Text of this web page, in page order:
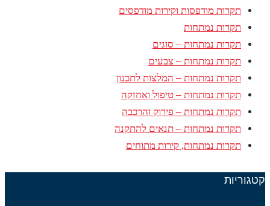
תקרות מודפסות וקירות מודפסים
תקרות נמתחות
תקרות נמתחות – סוגים
תקרות נמתחות – צבעים
תקרות נמתחות – המלצות לתכנון
תקרות נמתחות – טיפול ואחזקה
תקרות נמתחות – פירוק והרכבה
תקרות נמתחות – תנאים להתקנה
תקרות נמתחות, קירות מתוחים
קטגוריות